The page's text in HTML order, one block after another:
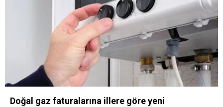
Doğal gaz faturalarına illere göre yeni